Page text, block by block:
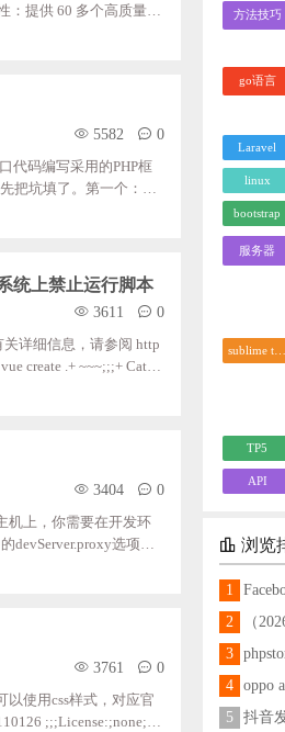
：提供 60 多个高质量组
5582 0
代码编写采用的PHP框
把坑填了。第一个：必
统上禁止运行脚本
3611 0
关详细信息，请参阅 http
create .+ ~~~;;;+ Categ
3404 0
机上，你需要在开发环
devServer.proxy选项来
3761 0
使用css样式，对应官
;;;License:;none;(p
方法技巧
go语言
Laravel
linux
bootstrap
服务器
sublime text
TP5
API
浏览
1
2
3
4
5